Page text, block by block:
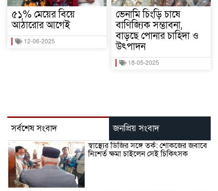
৫১% মেয়ের বিয়ে
আঠারোর আগেই
12-06-2025
ভেনামি চিংড়ি চাষে
বাণিজ্যিক সম্ভাবনা,
বাড়ছে পোনার চাহিদা ও
উৎপাদন
18-05-2025
সর্বশেষ সংবাদ জনপ্রিয় সংবাদ
স্বাস্থ্যের ডিজির সঙ্গে তর্ক: শোকজের জবাবে
নিঃশর্ত ক্ষমা চাইলেন সেই চিকিৎসক